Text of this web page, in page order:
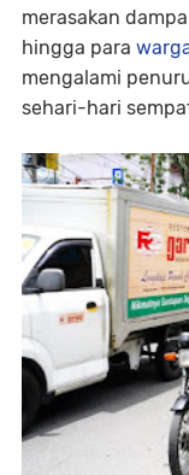
merasakan
hingga para
mengalami
sehari-hari